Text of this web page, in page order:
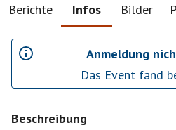
Berichte Infos Bilder
Anmeldung
Das Event fand
Beschreibung